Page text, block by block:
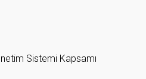
Sistemi Kapsamı